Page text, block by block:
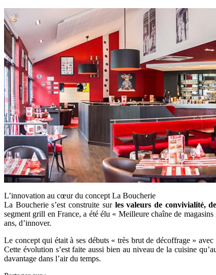
L’innovation au cœur du concept La Boucherie
La Boucherie s’est construite sur les valeurs de convivialité,
segment grill en France, a été élu « Meilleure chaîne de
ans, d’innover.
Le concept qui était à ses débuts « très brut de décoffrage »
Cette évolution s’est faite aussi bien au niveau de la cuisine
davantage dans l’air du temps.